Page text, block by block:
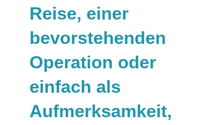
Reise, einer
bevorstehenden
Operation oder
einfach als
Aufmerksamkeit,